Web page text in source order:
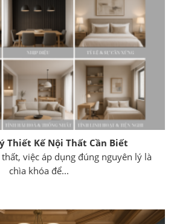
Thiết Kế Nội Thất Cần Biết
việc áp dụng đúng nguyên lý là
chìa khóa để...